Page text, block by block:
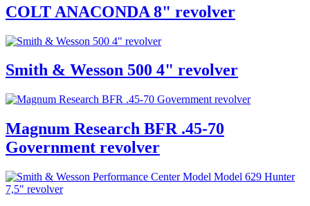
COLT ANACONDA 8" revolver
Smith & Wesson 500 4" revolver
Magnum Research BFR .45-70
Government revolver